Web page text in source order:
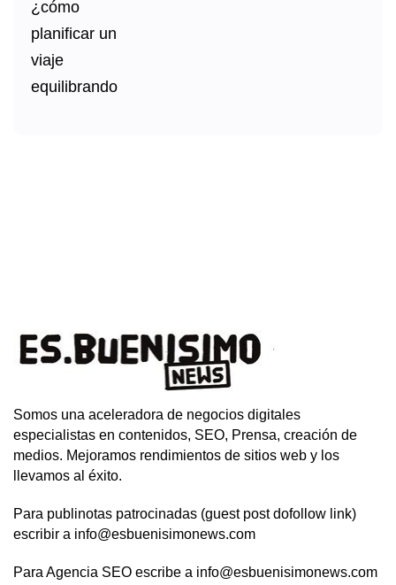
Somos una aceleradora de negocios digitales
especialistas en contenidos, SEO, Prensa, creación de
medios. Mejoramos rendimientos de sitios web y los
llevamos al éxito.
Para publinotas patrocinadas (guest post dofollow link)
escribir a info@esbuenisimonews.com
Para Agencia SEO escribe a info@esbuenisimonews.com